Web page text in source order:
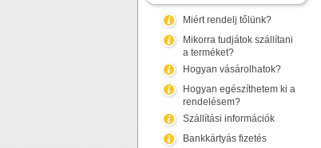
Miért rendelj tőlünk?
Mikorra tudjátok szállítani
a terméket?
Hogyan vásárolhatok?
Hogyan egészíthetem ki a
rendelésem?
Szállítási információk
Bankkártyás fizetés